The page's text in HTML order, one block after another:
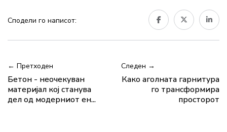
Сподели го написот:
← Претходен
Бетон - неочекуван
материјал кој станува
дел од модерниот ен...
Следен →
Како аголната гарнитура
го трансформира
просторот